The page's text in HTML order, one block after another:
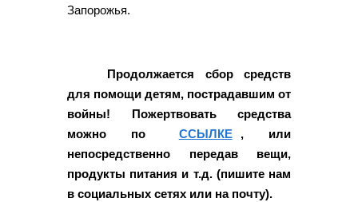
Запорожья.
Продолжается сбор средств
для помощи детям, пострадавшим от
войны! Пожертвовать средства
можно по
ССЫЛКЕ
, или
непосредственно передав вещи,
продукты питания и т.д. (пишите нам
в социальных сетях или на почту).